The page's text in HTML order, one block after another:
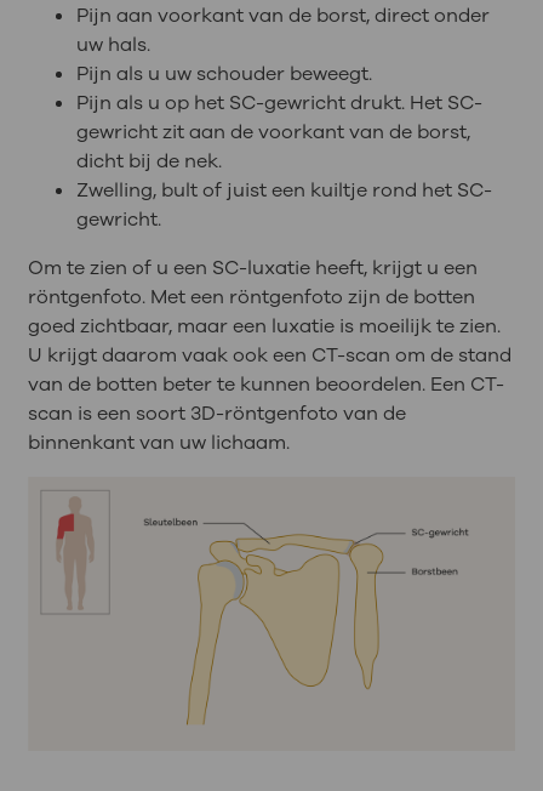
Pijn aan voorkant van de borst, direct onder
uw hals.
Pijn als u uw schouder beweegt.
Pijn als u op het SC-gewricht drukt. Het SC-
gewricht zit aan de voorkant van de borst,
dicht bij de nek.
Zwelling, bult of juist een kuiltje rond het SC-
gewricht.
Om te zien of u een SC-luxatie heeft, krijgt u een
röntgenfoto. Met een röntgenfoto zijn de botten
goed zichtbaar, maar een luxatie is moeilijk te zien.
U krijgt daarom vaak ook een CT-scan om de stand
van de botten beter te kunnen beoordelen. Een CT-
scan is een soort 3D-röntgenfoto van de
binnenkant van uw lichaam.